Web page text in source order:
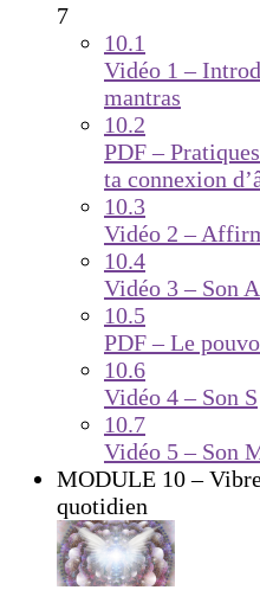
7
10.1
Vidéo 1 –
mantras
10.2
PDF –
ta connexion
10.3
Vidéo 2 –
10.4
Vidéo 3 – Son A
10.5
PDF – Le
10.6
Vidéo 4 – Son S
10.7
Vidéo 5 – Son
MODULE 10 –
quotidien